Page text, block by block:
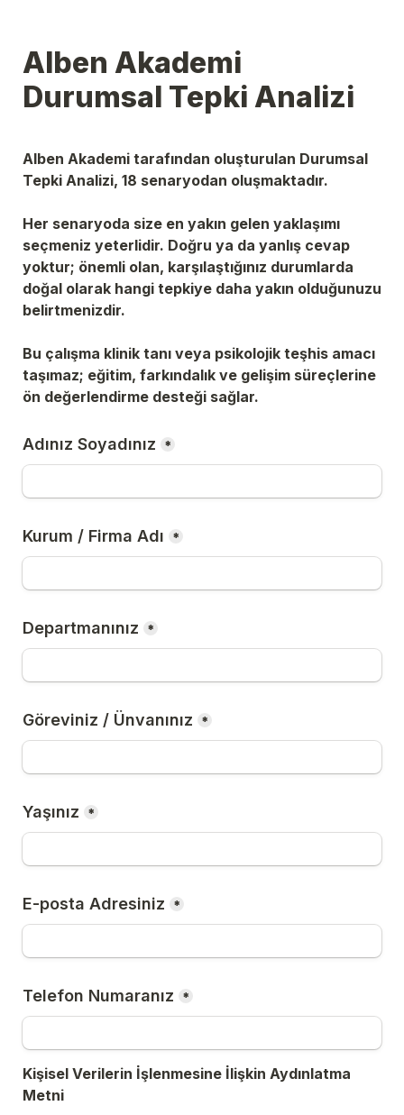
Alben Akademi
Durumsal Tepki Analizi
Alben Akademi tarafından oluşturulan Durumsal
Tepki Analizi, 18 senaryodan oluşmaktadır.
Her senaryoda size en yakın gelen yaklaşımı
seçmeniz yeterlidir. Doğru ya da yanlış cevap
yoktur; önemli olan, karşılaştığınız durumlarda
doğal olarak hangi tepkiye daha yakın olduğunuzu
belirtmenizdir.
Bu çalışma klinik tanı veya psikolojik teşhis amacı
taşımaz; eğitim, farkındalık ve gelişim süreçlerine
ön değerlendirme desteği sağlar.
Adınız Soyadınız *
Kurum / Firma Adı *
Departmanınız *
Göreviniz / Ünvanınız *
Yaşınız *
E-posta Adresiniz *
Telefon Numaranız *
Kişisel Verilerin İşlenmesine İlişkin Aydınlatma
Metni